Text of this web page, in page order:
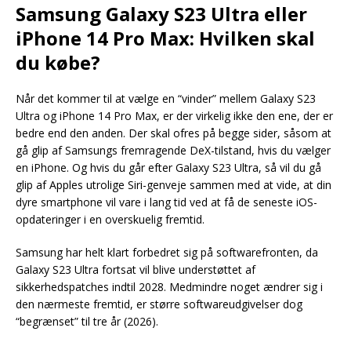
Samsung Galaxy S23 Ultra eller
iPhone 14 Pro Max: Hvilken skal
du købe?
Når det kommer til at vælge en “vinder” mellem Galaxy S23
Ultra og iPhone 14 Pro Max, er der virkelig ikke den ene, der er
bedre end den anden. Der skal ofres på begge sider, såsom at
gå glip af Samsungs fremragende DeX-tilstand, hvis du vælger
en iPhone. Og hvis du går efter Galaxy S23 Ultra, så vil du gå
glip af Apples utrolige Siri-genveje sammen med at vide, at din
dyre smartphone vil vare i lang tid ved at få de seneste iOS-
opdateringer i en overskuelig fremtid.
Samsung har helt klart forbedret sig på softwarefronten, da
Galaxy S23 Ultra fortsat vil blive understøttet af
sikkerhedspatches indtil 2028. Medmindre noget ændrer sig i
den nærmeste fremtid, er større softwareudgivelser dog
“begrænset” til tre år (2026).